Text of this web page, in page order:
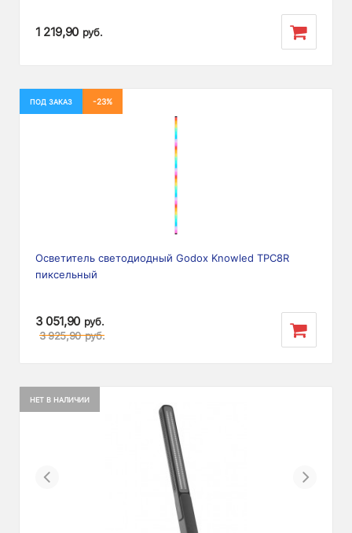
1 219,90 руб.
ПОД ЗАКАЗ -23%
Осветитель светодиодный Godox Knowled TPC8R
пиксельный
3 051,90 руб.
3 925,90 руб.
НЕТ В НАЛИЧИИ
Previous Next